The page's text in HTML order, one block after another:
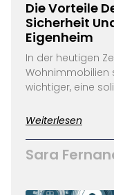
Die Vorteile
Sicherheit
Eigenheim
In der heutigen
Wohnimmobilien
wichtiger, eine
Weiterlesen
Sara